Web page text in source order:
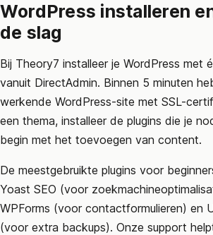
WordPress installeren
de slag
Bij Theory7 installeer je WordPress met
vanuit DirectAdmin. Binnen 5 minuten
werkende WordPress-site met SSL-
een thema, installeer de plugins die je
begin met het toevoegen van content.
De meestgebruikte plugins voor
Yoast SEO (voor
WPForms (voor contactformulieren) en
(voor extra backups). Onze support